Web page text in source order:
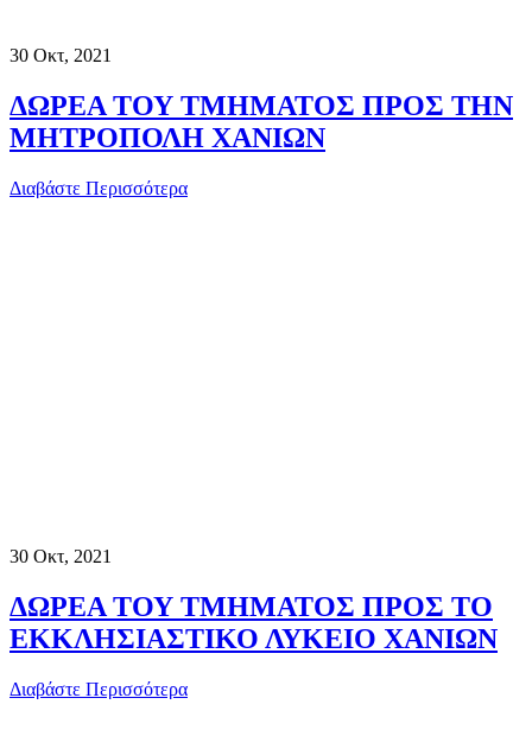
30 Οκτ, 2021
ΔΩΡΕΑ ΤΟΥ ΤΜΗΜΑΤΟΣ ΠΡΟΣ ΤΗΝ
ΜΗΤΡΟΠΟΛΗ ΧΑΝΙΩΝ
Διαβάστε Περισσότερα
30 Οκτ, 2021
ΔΩΡΕΑ ΤΟΥ ΤΜΗΜΑΤΟΣ ΠΡΟΣ ΤΟ
ΕΚΚΛΗΣΙΑΣΤΙΚΟ ΛΥΚΕΙΟ ΧΑΝΙΩΝ
Διαβάστε Περισσότερα